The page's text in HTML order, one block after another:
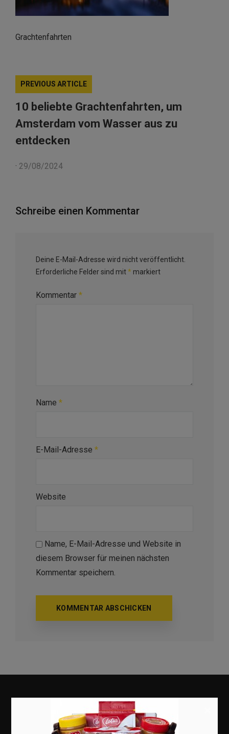
Grachtenfahrten
PREVIOUS ARTICLE
10 beliebte Grachtenfahrten, um
Amsterdam vom Wasser aus zu
entdecken
· 29/08/2024
Schreibe einen Kommentar
Deine E-Mail-Adresse wird nicht veröffentlicht.
Erforderliche Felder sind mit* markiert
Kommentar *
Name *
E-Mail-Adresse *
Website
Name, E-Mail-Adresse und Website in
diesem Browser für meinen nächsten
Kommentar speichern.